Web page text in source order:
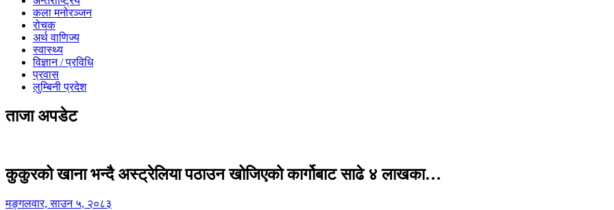
कला मनोरञ्जन
रोचक
अर्थ वाणिज्य
स्वास्थ्य
विज्ञान / प्रविधि
प्रवास
लुम्बिनी प्रदेश
ताजा अपडेट
कुकुरको खाना भन्दै अस्ट्रेलिया पठाउन खोजिएको कार्गोबाट साढे ४ लाखका…
मङ्गलवार, साउन ५, २०८३